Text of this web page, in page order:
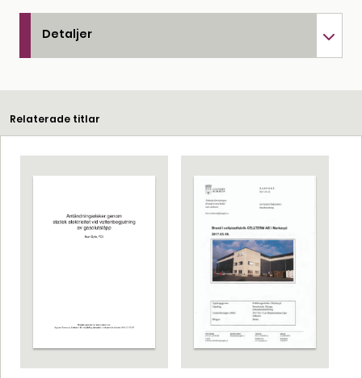
Detaljer
Relaterade titlar